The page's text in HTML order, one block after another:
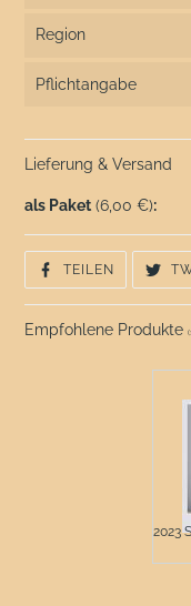
Region
Pflichtangabe
Lieferung & Versand
als Paket (6,00 €):
TEILENAUF
FACEBOOK
TEILEN
Empfohlene Produkte (
2023